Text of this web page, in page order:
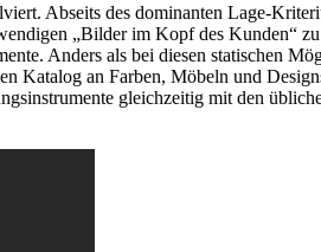
Abseits des dominanten Lage-
„Bilder im Kopf des Kunden“
Anders als bei diesen statischen
Katalog an Farben, Möbeln und
gleichzeitig mit den